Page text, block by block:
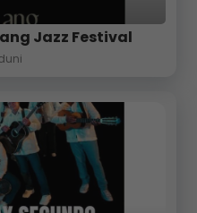
Jazz Festival